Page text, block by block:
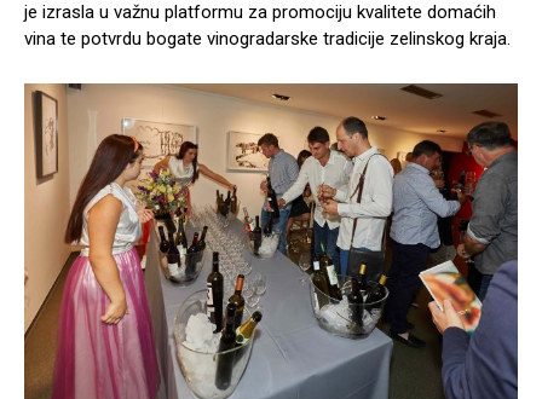
je izrasla u važnu platformu za promociju kvalitete domaćih
vina te potvrdu bogate vinogradarske tradicije zelinskog kraja.